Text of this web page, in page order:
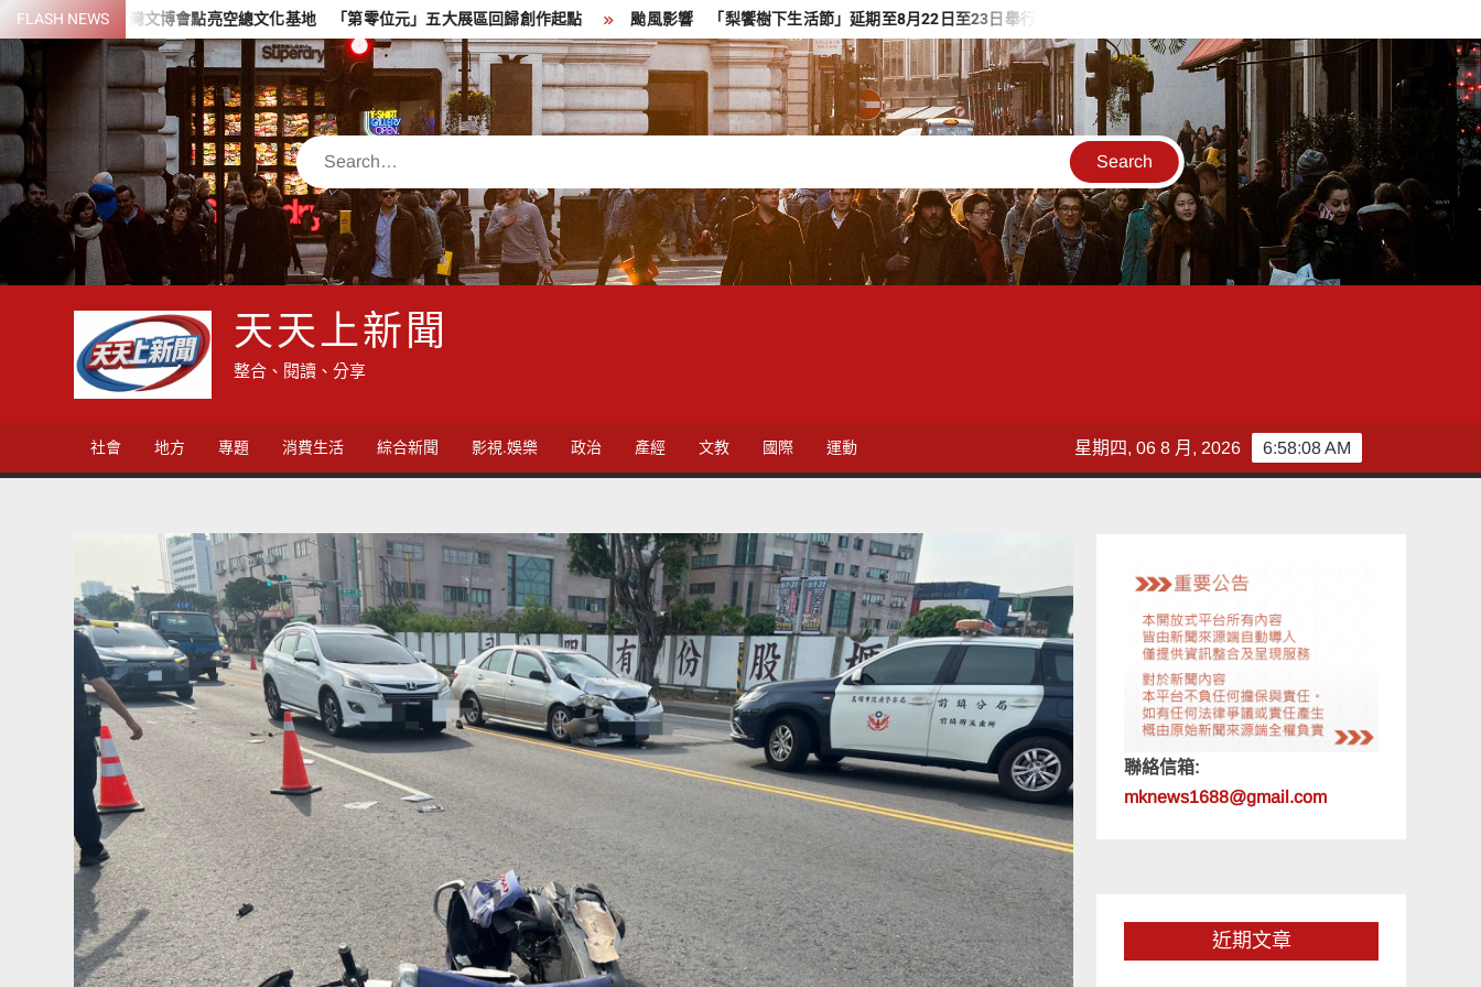
Skip
to
content
FLASH NEWS
臺灣文博會點亮空總文化基地 「第零位元」五大展區回歸創作起點 颱風影響 「梨饗樹下生活節」延期至8月22日至23日舉行 軍警消加薪預算又落空 張惇涵：最晚10月與立法院溝通
Search
天天上新聞
整合、閱讀、分享
社會 地方 專題 消費生活 綜合新聞 影視.娛樂 政治 產經 文教 國際 運動 6:58:10 AM
星期四, 06 8 月, 2026
聯絡信箱:
mknews1688@gmail.com
近期文章